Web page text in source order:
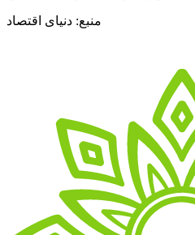
منبع: دنیای اقتصاد